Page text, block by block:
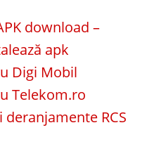
download –
apk
Digi Mobil
Telekom.ro
RCS